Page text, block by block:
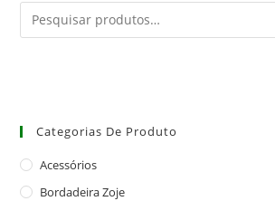
Categorias De Produto
Acessórios
Bordadeira Zoje